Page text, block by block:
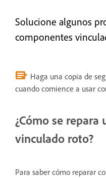
Solucione algunos
componentes
Haga una copia de
cuando comience a usar
¿Cómo se
vinculado roto?
Para saber cómo reparar